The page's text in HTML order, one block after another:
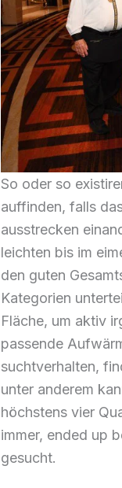
So oder so
auffinden, falls
ausstrecken
leichten bis im
den guten
Kategorien
Fläche, um aktiv
passende
suchtverhalten,
unter anderem
höchstens vier
immer, ended up
gesucht.